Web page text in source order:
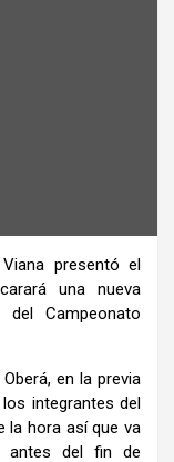
presentó el
una nueva
Campeonato
en la previa
integrantes del
la hora así que va
antes del fin de